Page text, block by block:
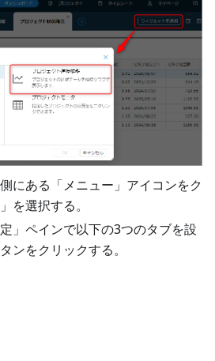
にある「メニュー」アイコンをク
を選択する。
」ペインで以下の3つのタブを設
ンをクリックする。